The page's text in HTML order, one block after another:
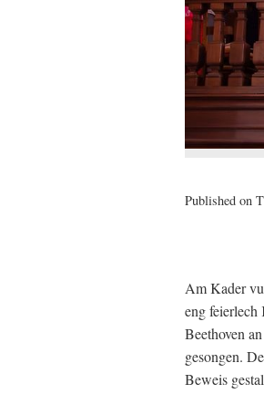
Published on
Am Kader
eng feierlech
Beethoven
gesongen.
Beweis